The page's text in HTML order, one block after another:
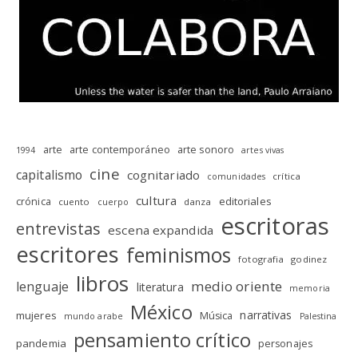
1994 arte arte contemporáneo arte sonoro artes vivas
capitalismo cine cognitariado comunidades crítica
crónica cuento cuerpo cultura danza editoriales
entrevistas escena expandida escritoras
escritores feminismos fotografia godinez
lenguaje libros literatura medio oriente memoria
mujeres mundo arabe México Música narrativas Palestina
pandemia pensamiento crítico personajes